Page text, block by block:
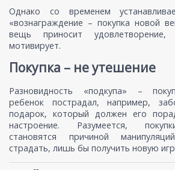
Однако со временем
«вознаграждение – покупка новой
вещь приносит
мотивирует.
Покупка – не утешение
Разновидность «подкупа» –
ребенок пострадал, например,
подарок, который должен его
настроение. Разумеется,
становятся причиной
страдать, лишь бы получить новую